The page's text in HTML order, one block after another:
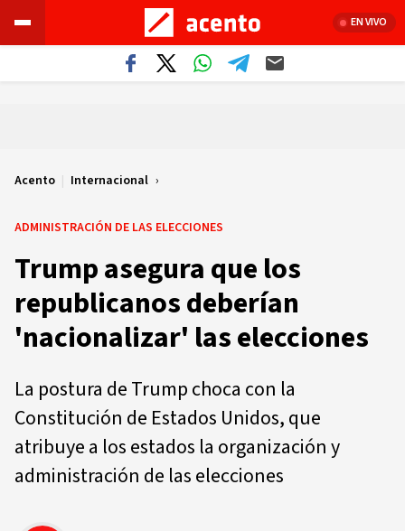
EN VIVO
Acento | Internacional
ADMINISTRACIÓN DE LAS ELECCIONES
Trump asegura que los
republicanos deberían
'nacionalizar' las elecciones
La postura de Trump choca con la
Constitución de Estados Unidos, que
atribuye a los estados la organización y
administración de las elecciones